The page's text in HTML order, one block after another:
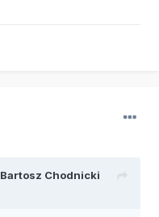
Bartosz Chodnicki